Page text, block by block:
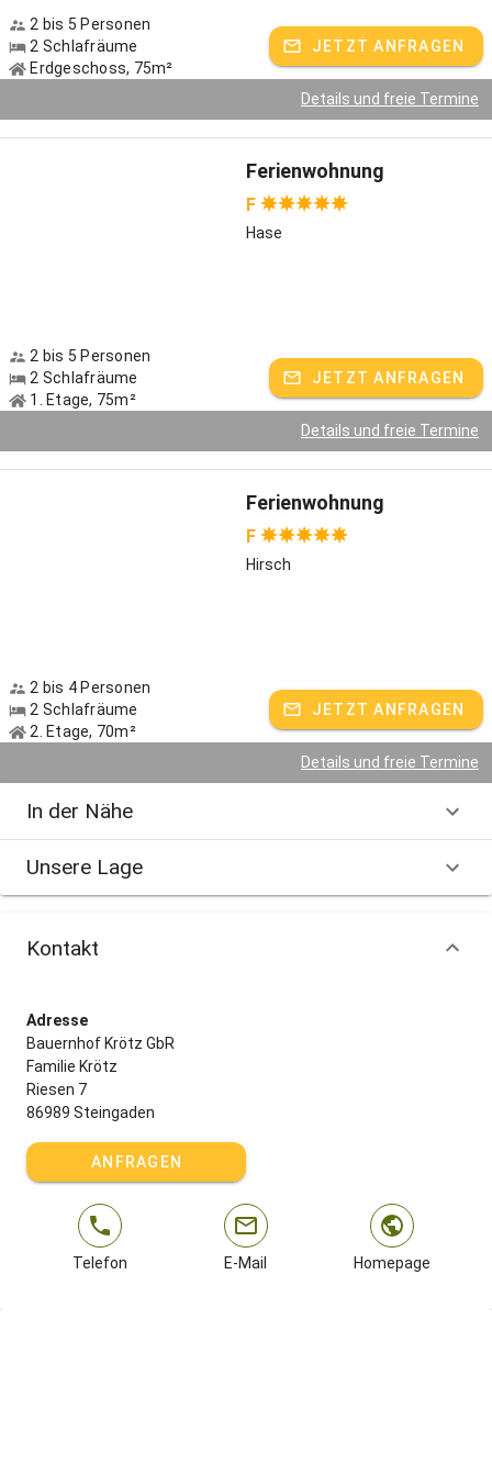
2 bis 5 Personen
2 Schlafräume
Erdgeschoss, 75m²
JETZT ANFRAGEN
Details und freie Termine
Ferienwohnung
F
Hase
2 bis 5 Personen
2 Schlafräume
1. Etage, 75m²
JETZT ANFRAGEN
Details und freie Termine
Ferienwohnung
F
Hirsch
2 bis 4 Personen
2 Schlafräume
2. Etage, 70m²
JETZT ANFRAGEN
Details und freie Termine
In der Nähe
Unsere Lage
Kontakt
Adresse
Bauernhof Krötz GbR
Familie Krötz
Riesen 7
86989 Steingaden
ANFRAGEN
Telefon E-Mail Homepage